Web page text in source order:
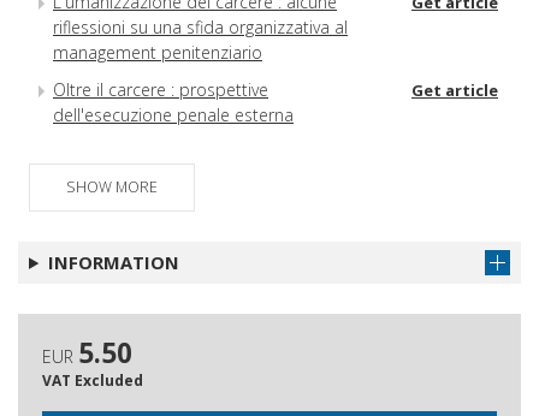
riflessioni su una sfida organizzativa al
management penitenziario
Oltre il carcere : prospettive
dell'esecuzione penale esterna
Get article
SHOW MORE
INFORMATION
EUR 5.50
VAT Excluded